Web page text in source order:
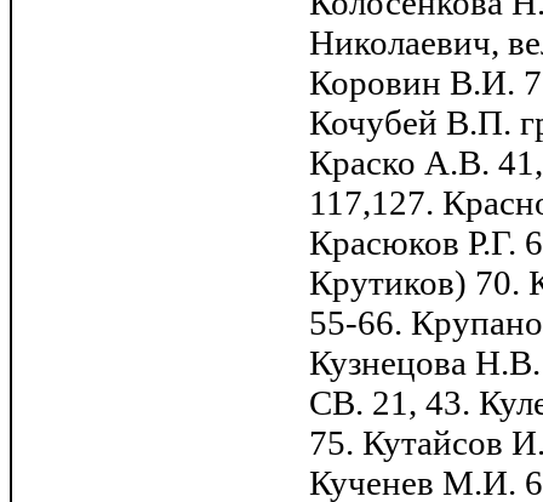
Николаевич,
Коровин В.И.
Кочубей В.П.
Краско А.В.
117,127.
Красюков Р.Г.
Крутиков) 70.
55-66.
Кузнецова
СВ. 21, 43.
75. Кутайсов
Кученев М.И.